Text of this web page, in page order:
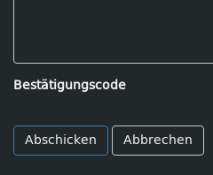
Bestätigungscode
Abbrechen